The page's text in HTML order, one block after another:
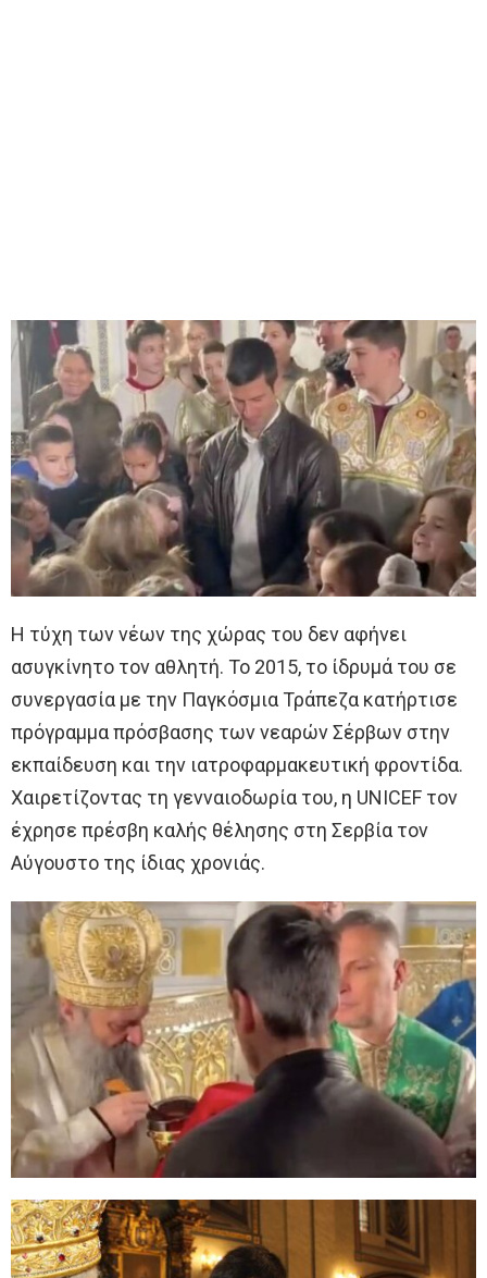
Η τύχη των νέων της χώρας του δεν αφήνει
ασυγκίνητο τον αθλητή. Το 2015, το ίδρυμά του σε
συνεργασία με την Παγκόσμια Τράπεζα κατήρτισε
πρόγραμμα πρόσβασης των νεαρών Σέρβων στην
εκπαίδευση και την ιατροφαρμακευτική φροντίδα.
Χαιρετίζοντας τη γενναιοδωρία του, η UNICEF τον
έχρησε πρέσβη καλής θέλησης στη Σερβία τον
Αύγουστο της ίδιας χρονιάς.